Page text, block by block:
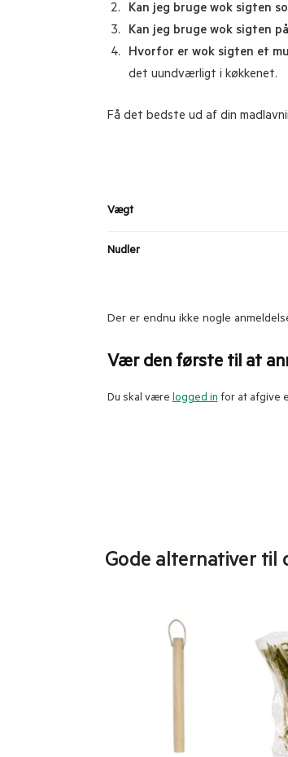
Kan jeg bruge wok sigten
Kan jeg bruge wok sigten
Hvorfor er wok sigten et
det uundværligt i køkkenet.
Få det bedste ud af din
Vægt
Nudler
Der er endnu ikke nogle
Vær den første til at
Du skal værelogged infor at afgive
Gode alternativer